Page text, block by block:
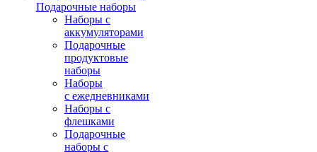
Подарочные наборы
Наборы с
аккумуляторами
Подарочные
продуктовые
наборы
Наборы
с ежедневниками
Наборы с
флешками
Подарочные
наборы с